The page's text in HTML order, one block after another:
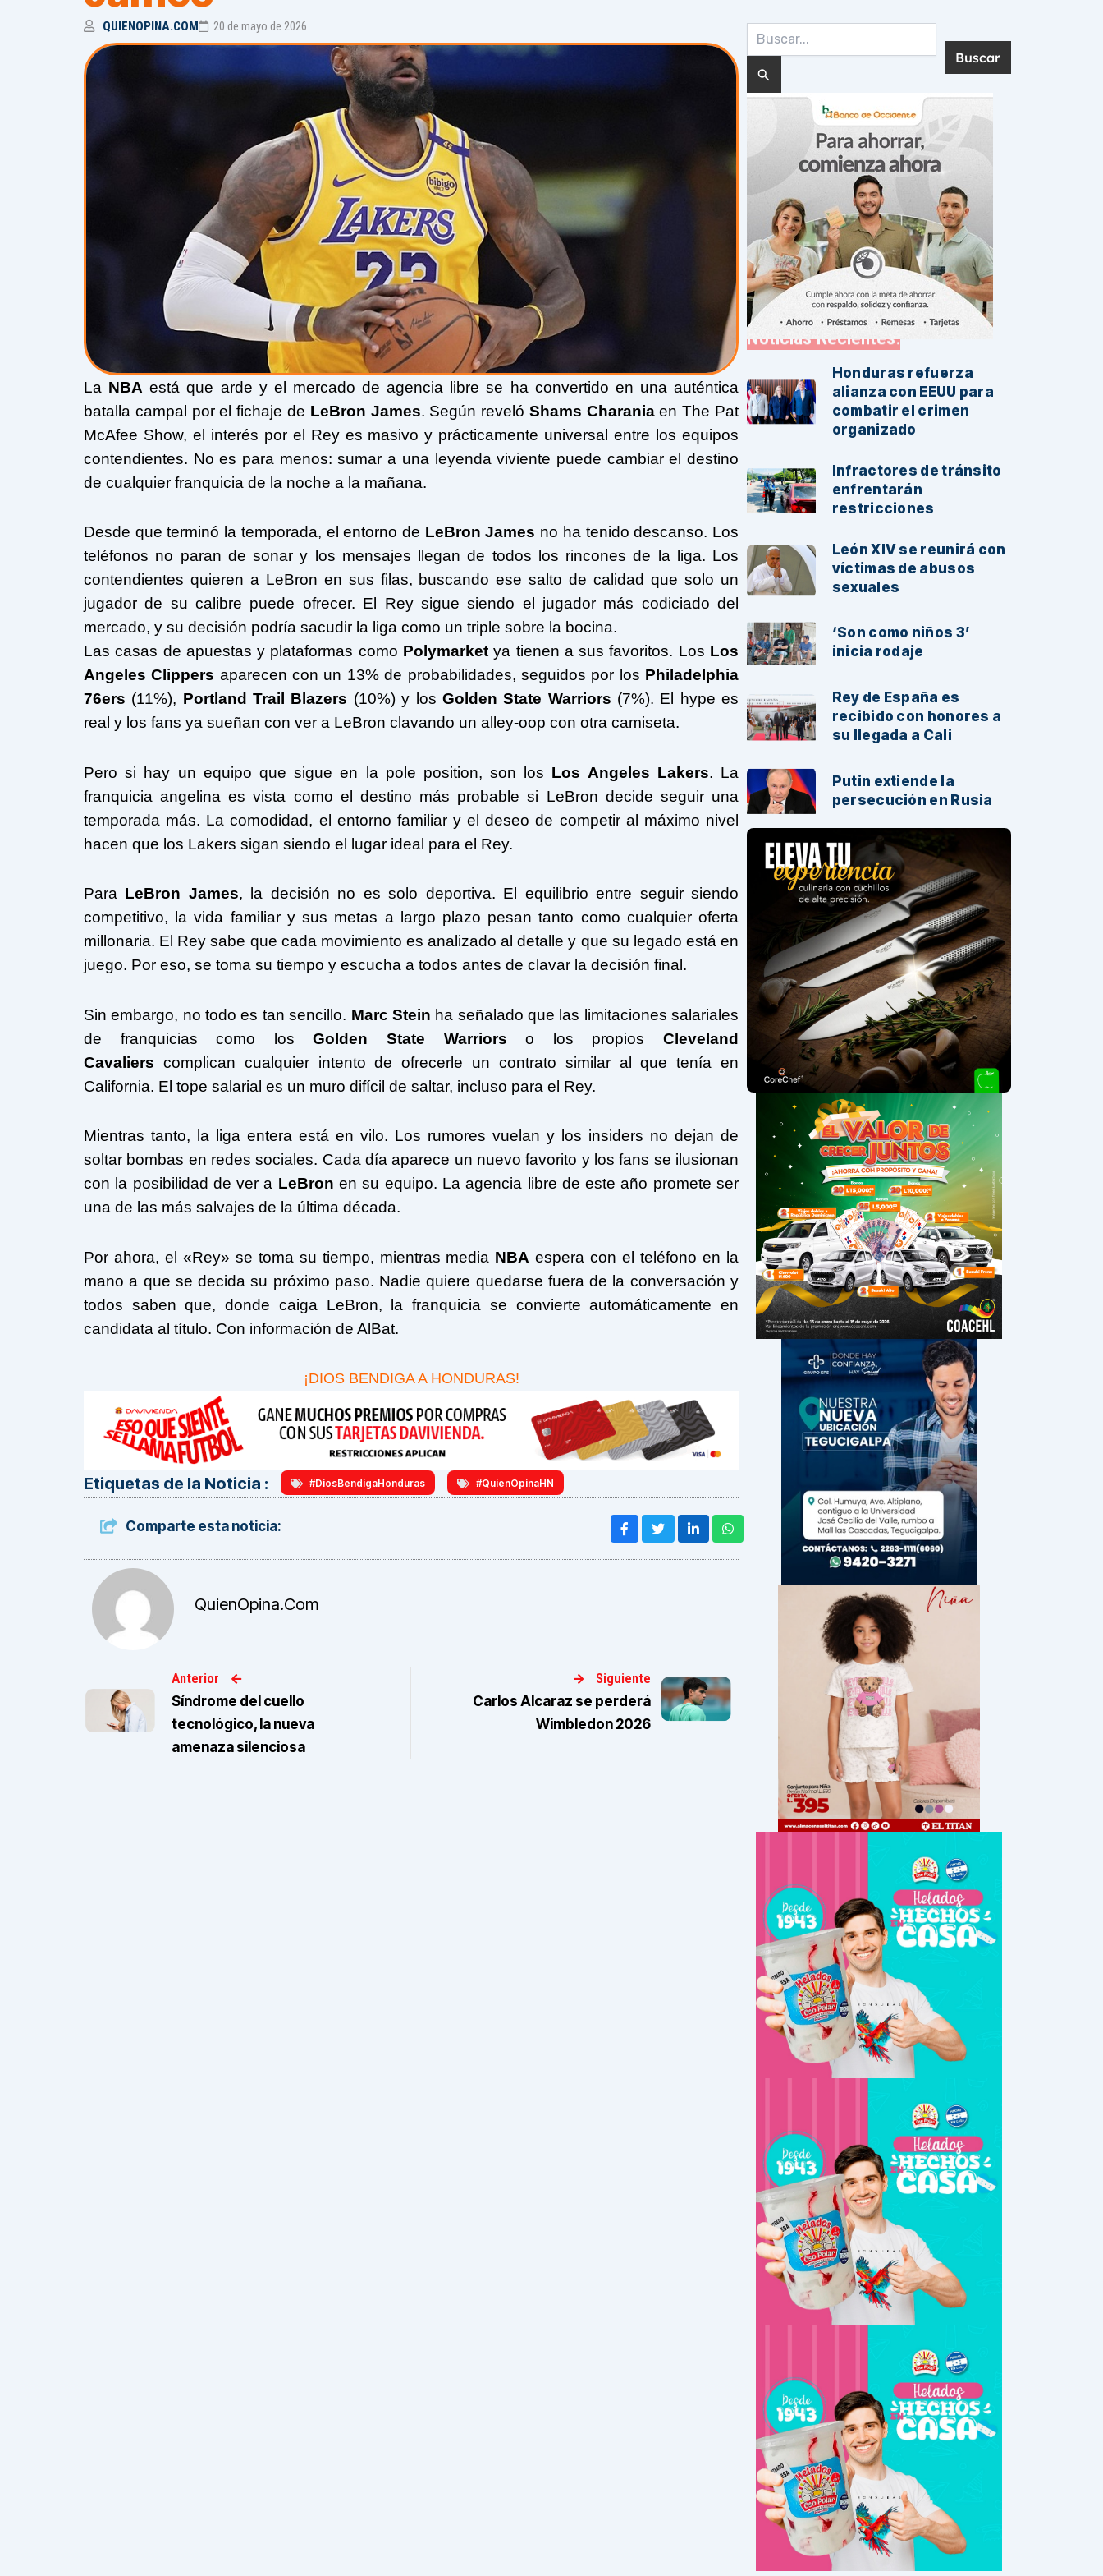
QUIENOPINA.COM 20 de mayo de 2026
La NBA está que arde y el mercado de agencia libre se ha convertido en una auténtica
batalla campal por el fichaje de LeBron James. Según reveló Shams Charaniaen The Pat
McAfee Show, el interés por el Rey es masivo y prácticamente universal entre los equipos
contendientes. No es para menos: sumar a una leyenda viviente puede cambiar el destino
de cualquier franquicia de la noche a la mañana.
Desde que terminó la temporada, el entorno de LeBron James no ha tenido descanso. Los
teléfonos no paran de sonar y los mensajes llegan de todos los rincones de la liga. Los
contendientes quieren a LeBron en sus filas, buscando ese salto de calidad que solo un
jugador de su calibre puede ofrecer. El Rey sigue siendo el jugador más codiciado del
mercado, y su decisión podría sacudir la liga como un triple sobre la bocina.
Las casas de apuestas y plataformas como Polymarket ya tienen a sus favoritos. Los Los
Angeles Clippers aparecen con un 13% de probabilidades, seguidos por los Philadelphia
76ers (11%), Portland Trail Blazers (10%) y los Golden State Warriors (7%). El hype es
real y los fans ya sueñan con ver a LeBron clavando un alley-oop con otra camiseta.
Pero si hay un equipo que sigue en la pole position, son los Los Angeles Lakers. La
franquicia angelina es vista como el destino más probable si LeBron decide seguir una
temporada más. La comodidad, el entorno familiar y el deseo de competir al máximo nivel
hacen que los Lakers sigan siendo el lugar ideal para el Rey.
Para LeBron James, la decisión no es solo deportiva. El equilibrio entre seguir siendo
competitivo, la vida familiar y sus metas a largo plazo pesan tanto como cualquier oferta
millonaria. El Rey sabe que cada movimiento es analizado al detalle y que su legado está en
juego. Por eso, se toma su tiempo y escucha a todos antes de clavar la decisión final.
Sin embargo, no todo es tan sencillo. Marc Stein ha señalado que las limitaciones salariales
de franquicias como losGolden State Warriors o los propiosCleveland
Cavaliers complican cualquier intento de ofrecerle un contrato similar al que tenía en
California. El tope salarial es un muro difícil de saltar, incluso para el Rey.
Mientras tanto, la liga entera está en vilo. Los rumores vuelan y los insiders no dejan de
soltar bombas en redes sociales. Cada día aparece un nuevo favorito y los fans se ilusionan
con la posibilidad de ver a LeBron en su equipo. La agencia libre de este año promete ser
una de las más salvajes de la última década.
Por ahora, el «Rey» se toma su tiempo, mientras media NBA espera con el teléfono en la
mano a que se decida su próximo paso. Nadie quiere quedarse fuera de la conversación y
todos saben que, donde caiga LeBron, la franquicia se convierte automáticamente en
candidata al título. Con información de AlBat.
¡DIOS BENDIGA A HONDURAS!
Etiquetas de la Noticia : #DiosBendigaHonduras #QuienOpinaHN
Comparte esta noticia:
QuienOpina.com
Anterior
Síndrome del cuello
tecnológico, la nueva
amenaza silenciosa
Siguiente
Carlos Alcaraz se perderá
Wimbledon 2026
por:
Noticias Recientes:
Honduras refuerza
alianza con EEUU para
combatir el crimen
organizado
Infractores de tránsito
enfrentarán
restricciones
León XIV se reunirá con
víctimas de abusos
sexuales
‘Son como niños 3’
inicia rodaje
Rey de España es
recibido con honores a
su llegada a Cali
Putin extiende la
persecución en Rusia